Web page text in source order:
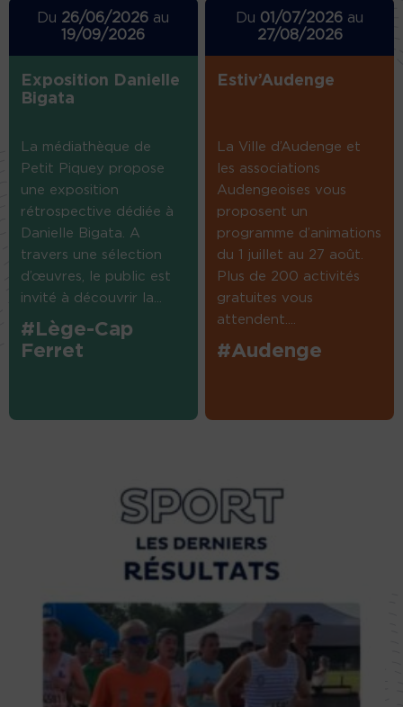
Du 26/06/2026 au
19/09/2026
Exposition Danielle
Bigata
La médiathèque de
Petit Piquey propose
une exposition
rétrospective dédiée à
Danielle Bigata. A
travers une sélection
d’œuvres, le public est
invité à découvrir la...
#Lège-Cap
Ferret
Du 01/07/2026 au
27/08/2026
Estiv’Audenge
La Ville d’Audenge et
les associations
Audengeoises vous
proposent un
programme d’animations
du 1 juillet au 27 août.
Plus de 200 activités
gratuites vous
attendent....
#Audenge